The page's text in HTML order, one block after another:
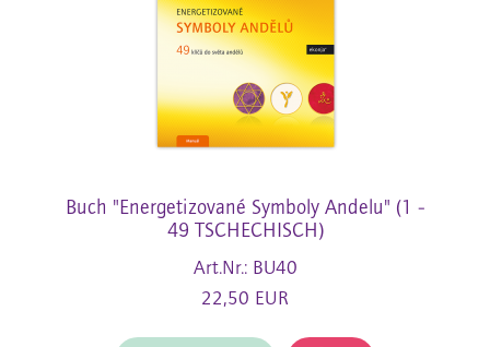
Buch "Energetizované Symboly Andelu" (1 -
49 TSCHECHISCH)
Art.Nr.: BU40
22,50 EUR